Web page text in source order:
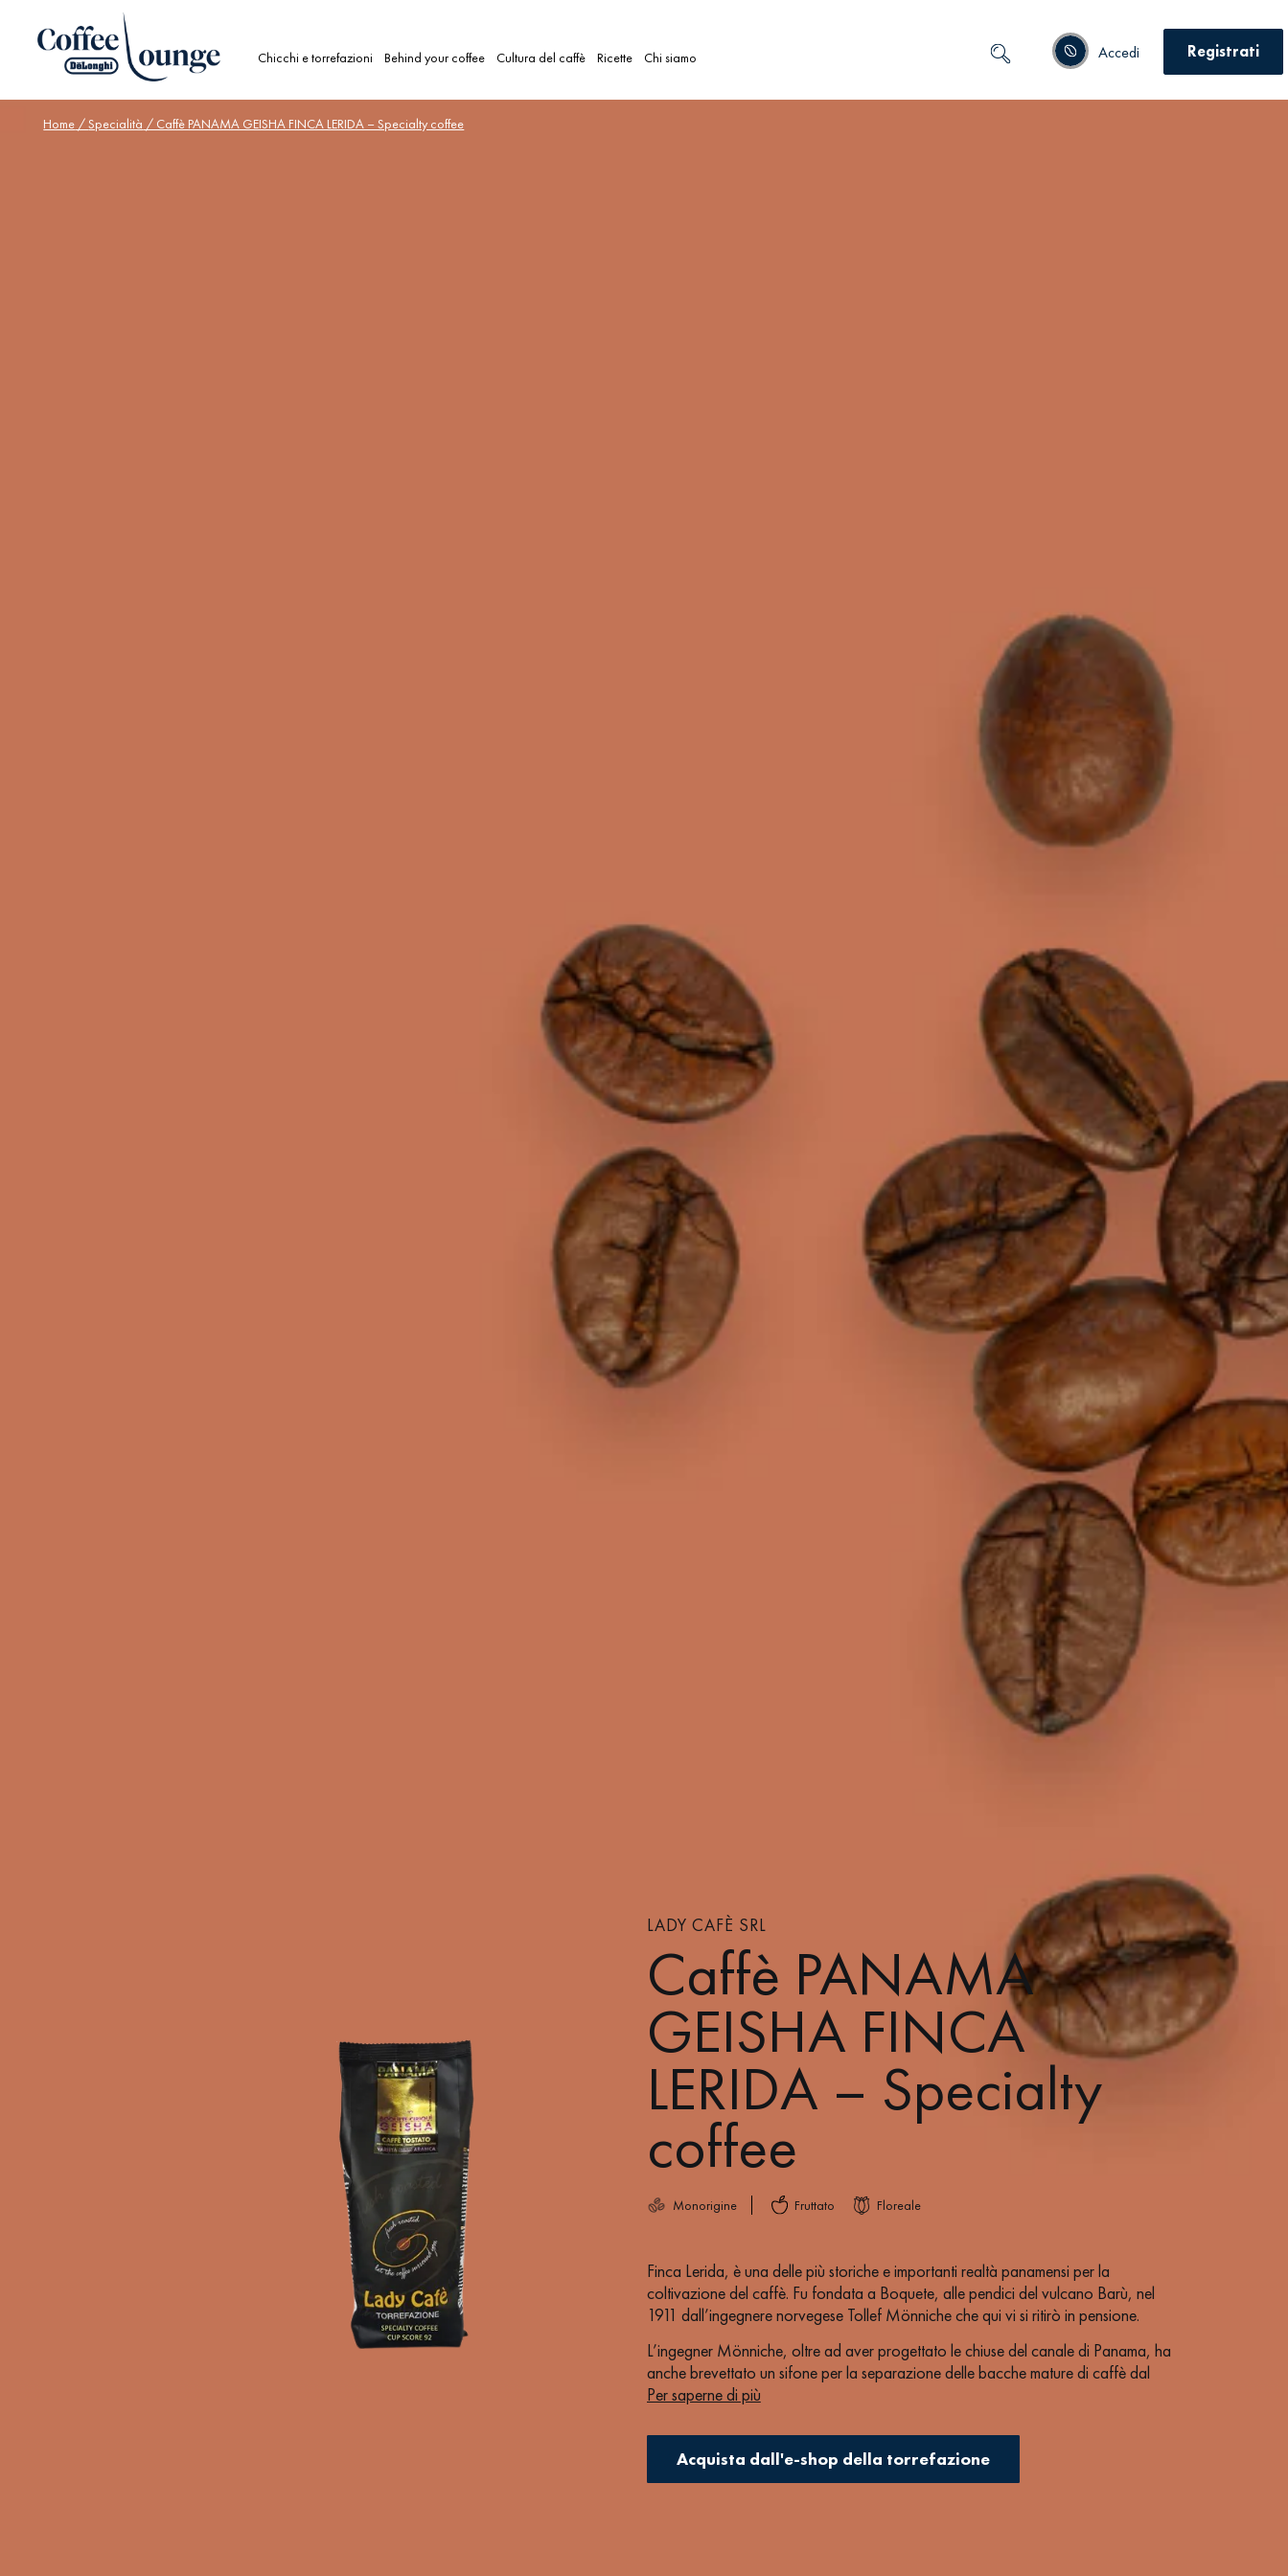
Chicchi e torrefazioni Behind your coffee Cultura del caffè Ricette Chi siamo Accedi Registrati
Home /Specialità / Caffè PANAMA GEISHA FINCA LERIDA – Specialty coffee
LADY CAFÈ SRL
Caffè PANAMA
GEISHA FINCA
LERIDA – Specialty
coffee
Monorigine Fruttato Floreale
Finca Lerida, è una delle più storiche e importanti realtà panamensi per la
coltivazione del caffè. Fu fondata a Boquete, alle pendici del vulcano Barù, nel
1911 dall’ingegnere norvegese Tollef Mönniche che qui vi si ritirò in pensione.
L’ingegner Mönniche, oltre ad aver progettato le chiuse del canale di Panama, ha
anche brevettato un sifone per la separazione delle bacche mature di caffè dal
resto del raccolto, tale sistema è ancora attualmente in uso in gran parte
Siamo vicini al confine con il Costa Rica, immersi in una foresta tropicale dove il
territorio vulcanico e il particolare microclima della zona donano ai caffè
Per saperne di più
Acquista dall'e-shop della torrefazione